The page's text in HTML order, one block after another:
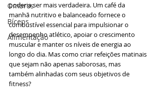
Ombros
Bíceps
Alimentação
poderia ser mais verdadeira. Um café da
manhã nutritivo e balanceado fornece o
combustível essencial para impulsionar o
desempenho atlético, apoiar o crescimento
muscular e manter os níveis de energia ao
longo do dia. Mas como criar refeições matinais
que sejam não apenas saborosas, mas
também alinhadas com seus objetivos de
fitness?